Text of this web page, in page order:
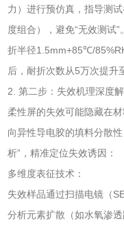
力）进行预仿真，指导测
度组合），避免“无效测试
折半径1.5mm+85℃/
后，耐折次数从5万次提升
2. 第二步：失效机理深度
柔性屏的失效可能隐藏在
向异性导电胶的填料分散
析”，精准定位失效诱因：
多维度表征技术：
失效样品通过扫描电镜（
分析元素扩散（如水氧渗